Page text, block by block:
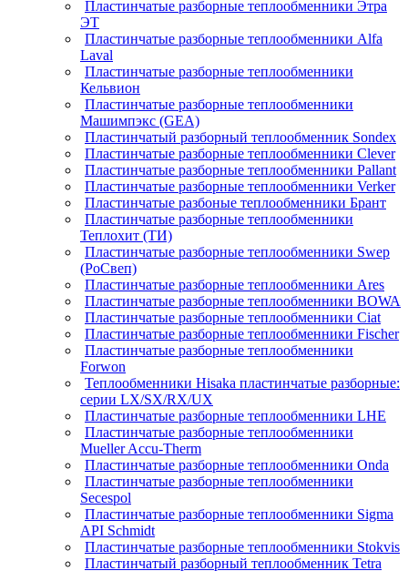
Пластинчатые разборные теплообменники Этра
ЭТ
Пластинчатые разборные теплообменники Alfa
Laval
Пластинчатые разборные теплообменники
Кельвион
Пластинчатые разборные теплообменники
Машимпэкс (GEA)
Пластинчатый разборный теплообменник Sondex
Пластинчатые разборные теплообменники Clever
Пластинчатые разборные теплообменники Pallant
Пластинчатые разборные теплообменники Verker
Пластинчатые разбоные теплообменники Брант
Пластинчатые разборные теплообменники
Теплохит (ТИ)
Пластинчатые разборные теплообменники Swep
(РоСвеп)
Пластинчатые разборные теплообменники Ares
Пластинчатые разборные теплообменники BOWA
Пластинчатые разборные теплообменники Ciat
Пластинчатые разборные теплообменники Fischer
Пластинчатые разборные теплообменники
Forwon
Теплообменники Hisaka пластинчатые разборные:
серии LX/SX/RX/UX
Пластинчатые разборные теплообменники LHE
Пластинчатые разборные теплообменники
Mueller Accu-Therm
Пластинчатые разборные теплообменники Onda
Пластинчатые разборные теплообменники
Secespol
Пластинчатые разборные теплообменники Sigma
API Schmidt
Пластинчатые разборные теплообменники Stokvis
Пластинчатый разборный теплообменник Tetra